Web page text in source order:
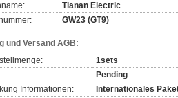
Tianan Electric
GW23 (GT9)
und Versand AGB:
1sets
Pending
Informationen:
Internationales